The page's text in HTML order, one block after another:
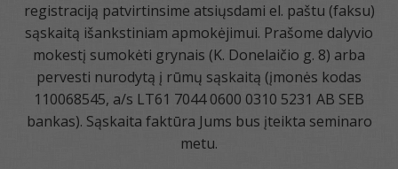
registraciją patvirtinsime atsiųsdami el. paštu (faksu)
sąskaitą išankstiniam apmokėjimui. Prašome dalyvio
mokestį sumokėti grynais (K. Donelaičio g. 8) arba
pervesti nurodytą į rūmų sąskaitą (įmonės kodas
110068545, a/s LT61 7044 0600 0310 5231 AB SEB
bankas). Sąskaita faktūra Jums bus įteikta seminaro
metu.